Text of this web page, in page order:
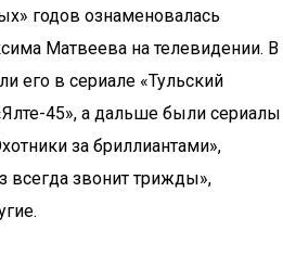
годов ознаменовалась
Матвеева на телевидении. В
его в сериале «Тульский
45», а дальше были сериалы
за бриллиантами»,
звонит трижды»,